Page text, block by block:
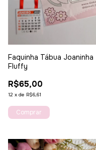
Faquinha Tábua Joaninha
Fluffy
R$65,00
12 x de R$6,61